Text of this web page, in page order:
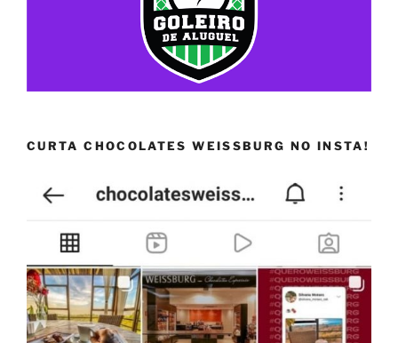
CURTA CHOCOLATES WEISSBURG NO INSTA!